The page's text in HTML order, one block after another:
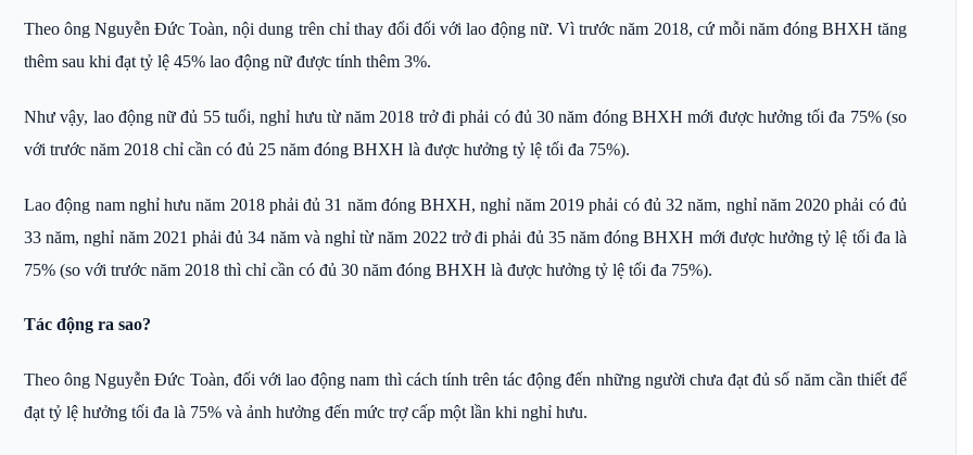
Theo ông Nguyễn Đức Toàn, nội dung trên chỉ thay đổi đối với lao động nữ. Vì trước năm 2018, cứ mỗi năm đóng BHXH tăng
thêm sau khi đạt tỷ lệ 45% lao động nữ được tính thêm 3%.
Như vậy, lao động nữ đủ 55 tuổi, nghỉ hưu từ năm 2018 trở đi phải có đủ 30 năm đóng BHXH mới được hưởng tối đa 75% (so
với trước năm 2018 chỉ cần có đủ 25 năm đóng BHXH là được hưởng tỷ lệ tối đa 75%).
Lao động nam nghỉ hưu năm 2018 phải đủ 31 năm đóng BHXH, nghỉ năm 2019 phải có đủ 32 năm, nghỉ năm 2020 phải có đủ
33 năm, nghỉ năm 2021 phải đủ 34 năm và nghỉ từ năm 2022 trở đi phải đủ 35 năm đóng BHXH mới được hưởng tỷ lệ tối đa là
75% (so với trước năm 2018 thì chỉ cần có đủ 30 năm đóng BHXH là được hưởng tỷ lệ tối đa 75%).
Tác động ra sao?
Theo ông Nguyễn Đức Toàn, đối với lao động nam thì cách tính trên tác động đến những người chưa đạt đủ số năm cần thiết để
đạt tỷ lệ hưởng tối đa là 75% và ảnh hưởng đến mức trợ cấp một lần khi nghỉ hưu.